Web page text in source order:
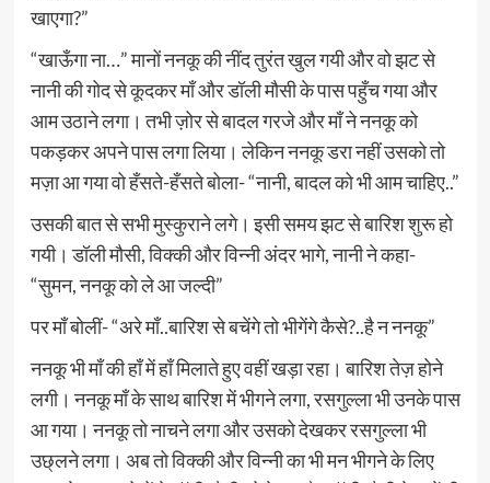
खाएगा?”
“खाऊँगा ना…” मानों ननकू की नींद तुरंत खुल गयी और वो झट से
नानी की गोद से कूदकर माँ और डॉली मौसी के पास पहुँच गया और
आम उठाने लगा। तभी ज़ोर से बादल गरजे और माँ ने ननकू को
पकड़कर अपने पास लगा लिया। लेकिन ननकू डरा नहीं उसको तो
मज़ा आ गया वो हँसते-हँसते बोला- “नानी, बादल को भी आम चाहिए..”
उसकी बात से सभी मुस्कुराने लगे। इसी समय झट से बारिश शुरू हो
गयी। डॉली मौसी, विक्की और विन्नी अंदर भागे, नानी ने कहा-
“सुमन, ननकू को ले आ जल्दी”
पर माँ बोलीं- “अरे माँ..बारिश से बचेंगे तो भीगेंगे कैसे?..है न ननकू”
ननकू भी माँ की हाँ में हाँ मिलाते हुए वहीं खड़ा रहा। बारिश तेज़ होने
लगी। ननकू माँ के साथ बारिश में भीगने लगा, रसगुल्ला भी उनके पास
आ गया। ननकू तो नाचने लगा और उसको देखकर रसगुल्ला भी
उछ्लने लगा। अब तो विक्की और विन्नी का भी मन भीगने के लिए